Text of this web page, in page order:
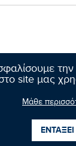
site μας
Μάθε
ΕΝΤΑΞΕΙ